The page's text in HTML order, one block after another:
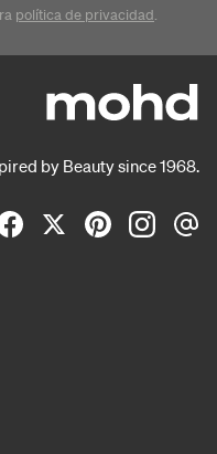
política de privacidad.
by Beauty since 1968.